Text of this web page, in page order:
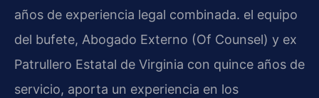
años de experiencia legal combinada. el equipo
del bufete, Abogado Externo (Of Counsel) y ex
Patrullero Estatal de Virginia con quince años de
servicio, aporta un experiencia en los